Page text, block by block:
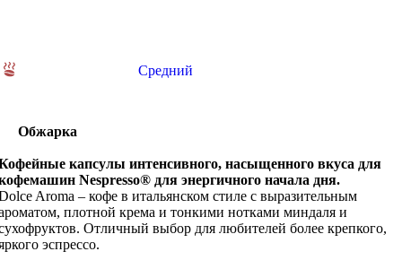
Обжарка
Средний
капсулы интенсивного, насыщенного вкуса для
Nespresso® для энергичного начала дня.
Aroma – кофе в итальянском стиле с выразительным
плотной крема и тонкими нотками миндаля и
Отличный выбор для любителей более крепкого,
эспрессо.